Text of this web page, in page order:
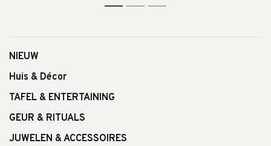
1 2 3
NIEUW
Huis & Décor
TAFEL & ENTERTAINING
GEUR & RITUALS
JUWELEN & ACCESSOIRES